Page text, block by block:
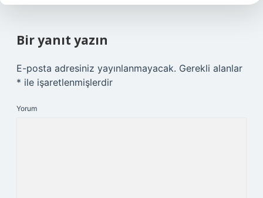
Bir yanıt yazın
E-posta adresiniz yayınlanmayacak. Gerekli alanlar
* ile işaretlenmişlerdir
Yorum